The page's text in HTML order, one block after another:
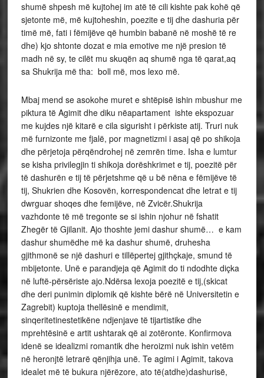
shumë shpesh më kujtohej im atë të cili kishte pak kohë që
sjetonte më, më kujtoheshin, poezite e tij dhe dashuria për
timë më, fati i fëmijëve që humbin babanë në moshë të re
dhe) kjo shtonte dozat e mia emotive me një presion të
madh në sy, te cilët mu skuqën aq shumë nga të qarat,aq
sa Shukrija më tha: boll më, mos lexo më.
Mbaj mend se asokohe muret e shtëpisë ishin mbushur me
piktura të Agimit dhe diku nëapartament ishte ekspozuar
me kujdes një kitarë e cila sigurisht i përkiste atij. Truri nuk
më furnizonte me fjalë, por magnetizmi i asaj që po shikoja
dhe përjetoja përqëndrohej në zemrën time. Isha e lumtur
se kisha privilegjin ti shikoja dorëshkrimet e tij, poezitë për
të dashurën e tij të përjetshme që u bë nëna e fëmijëve të
tij, Shukrien dhe Kosovën, korrespondencat dhe letrat e tij
dwrguar shoqes dhe femijëve, në Zvicër.Shukrija
vazhdonte të më tregonte se si ishin njohur në fshatit
Zhegër të Gjilanit. Ajo thoshte jemi dashur shumë… e kam
dashur shumëdhe më ka dashur shumë, druhesha
gjithmonë se një dashuri e tillëpertej gjithçkaje, smund të
mbijetonte. Unë e parandjeja që Agimit do ti ndodhte diçka
në luftë-përsëriste ajo.Ndërsa lexoja poezitë e tij,(skicat
dhe deri punimin diplomik që kishte bërë në Universitetin e
Zagrebit) kuptoja thellësinë e mendimit,
sinqeritetinestetikëne ndjenjave të tijartistike dhe
mprehtësinë e artit ushtarak që ai zotëronte. Konfirmova
idenë se idealizmi romantik dhe heroizmi nuk ishin vetëm
në heronjtë letrarë qënjihja unë. Te agimi i Agimit, takova
idealet më të bukura njërëzore, ato të(atdhe)dashurisë,